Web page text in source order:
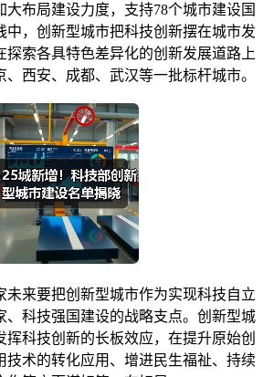
布局建设力度，支持78个城市建设国
中，创新型城市把科技创新摆在城市发
探索各具特色差异化的创新发展道路上
西安、成都、武汉等一批标杆城市。
未来要把创新型城市作为实现科技自立
、科技强国建设的战略支点。创新型城
挥科技创新的长板效应，在提升原始创
技术的转化应用、增进民生福祉、持续